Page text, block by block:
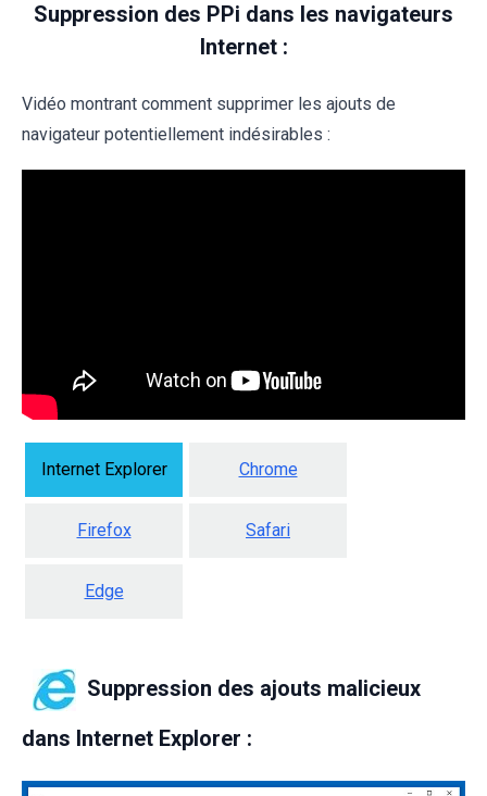
Suppression des PPi dans les navigateurs
Internet :
Vidéo montrant comment supprimer les ajouts de
navigateur potentiellement indésirables :
Internet Explorer Chrome
Firefox Safari
Edge
Suppression des ajouts malicieux
dans Internet Explorer :